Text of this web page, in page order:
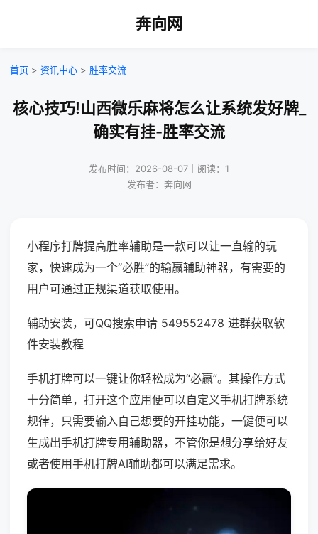
奔向网
首页 > 资讯中心 > 胜率交流
核心技巧!山西微乐麻将怎么让系统发好牌_
确实有挂-胜率交流
发布时间：2026-08-07｜阅读：1
发布者：奔向网
小程序打牌提高胜率辅助是一款可以让一直输的玩
家，快速成为一个“必胜”的输赢辅助神器，有需要的
用户可通过正规渠道获取使用。
辅助安装，可QQ搜索申请 549552478 进群获取软
件安装教程
手机打牌可以一键让你轻松成为“必赢”。其操作方式
十分简单，打开这个应用便可以自定义手机打牌系统
规律，只需要输入自己想要的开挂功能，一键便可以
生成出手机打牌专用辅助器，不管你是想分享给好友
或者使用手机打牌AI辅助都可以满足需求。